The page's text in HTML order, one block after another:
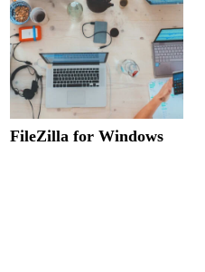
FileZilla for Windows